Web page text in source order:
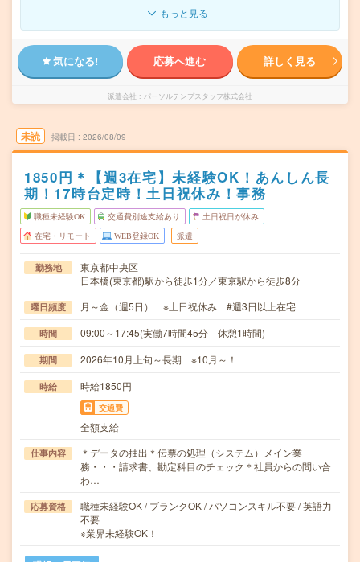
もっと見る
気になる! 応募へ進む 詳しく見る
派遣会社 パーソルテンプスタッフ株式会社
未読 掲載日 2026/08/09
1850円＊【週3在宅】未経験OK！あんしん長
期！17時台定時！土日祝休み！事務
職種未経験OK 交通費別途支給あり 土日祝日が休み
在宅・リモート WEB登録OK 派遣
勤務地
東京都中央区
日本橋(東京都)駅から徒歩1分／東京駅から徒歩8分
曜日頻度 月～金（週5日） ※土日祝休み #週3日以上在宅
時間 09:00～17:45(実働7時間45分 休憩1時間)
期間 2026年10月上旬～長期 ※10月～！
時給 時給1850円
交通費
全額支給
仕事内容
＊データの抽出＊伝票の処理（システム）メイン業
務・・・請求書、勘定科目のチェック＊社員からの問い合
わ…
応募資格
職種未経験OK / ブランクOK / パソコンスキル不要 / 英語力
不要
※業界未経験OK！